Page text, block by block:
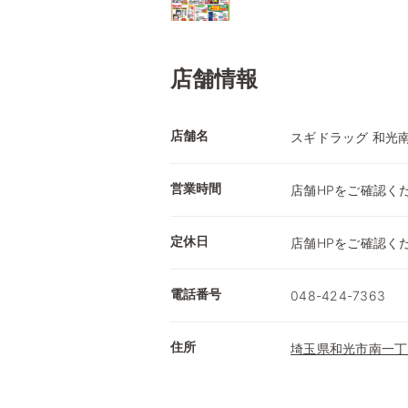
店舗情報
店舗名 スギドラッグ 和光
営業時間 店舗HPをご確認く
定休日 店舗HPをご確認く
電話番号 048-424-7363
住所 埼玉県和光市南一